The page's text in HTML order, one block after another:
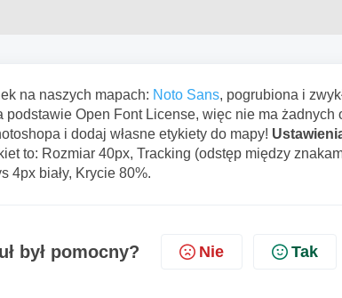
na naszych mapach: Noto Sans, pogrubiona i
podstawie Open Font License, więc nie ma żadnych
i dodaj własne etykiety do mapy!
to: Rozmiar 40px, Tracking (odstęp między
4px biały, Krycie 80%.
był pomocny? Nie Tak